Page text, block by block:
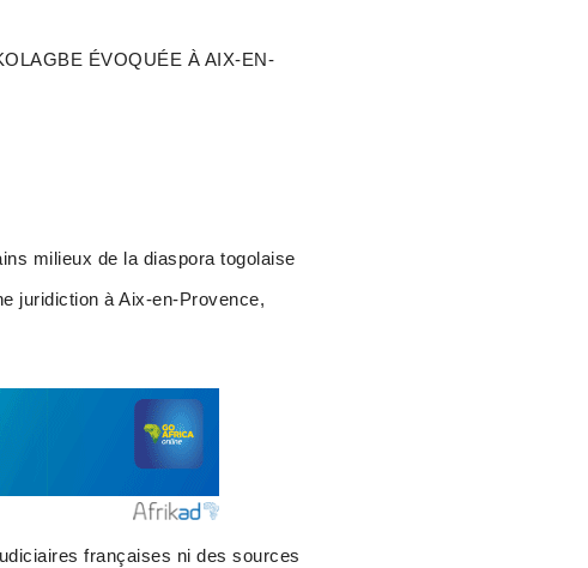
ÉVOQUÉE À AIX-EN-
milieux de la diaspora togolaise
juridiction à Aix-en-Provence,
françaises ni des sources